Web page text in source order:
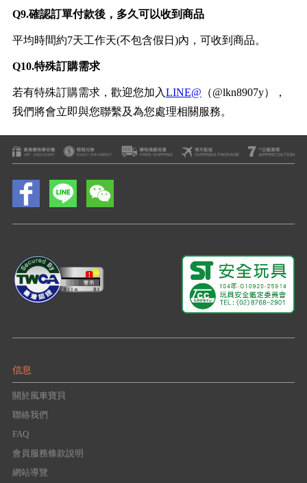
Q9.確認訂單付款後，多久可以收到商品
平均時間約7天工作天(不包含假日)內，可收到商品。
Q10.特殊訂購需求
若有特殊訂購需求，歡迎您加入LINE@ （@lkn8907y），
我們將會立即與您聯繫及為您處理相關服務。
信息
關於風車寶貝
聯絡我們
FAQ
會員服務條款說明
網站導覽